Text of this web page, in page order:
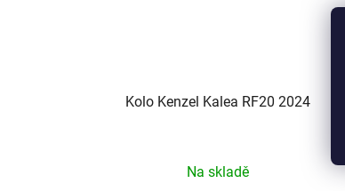
Kolo Kenzel Kalea RF20 2024
Na skladě